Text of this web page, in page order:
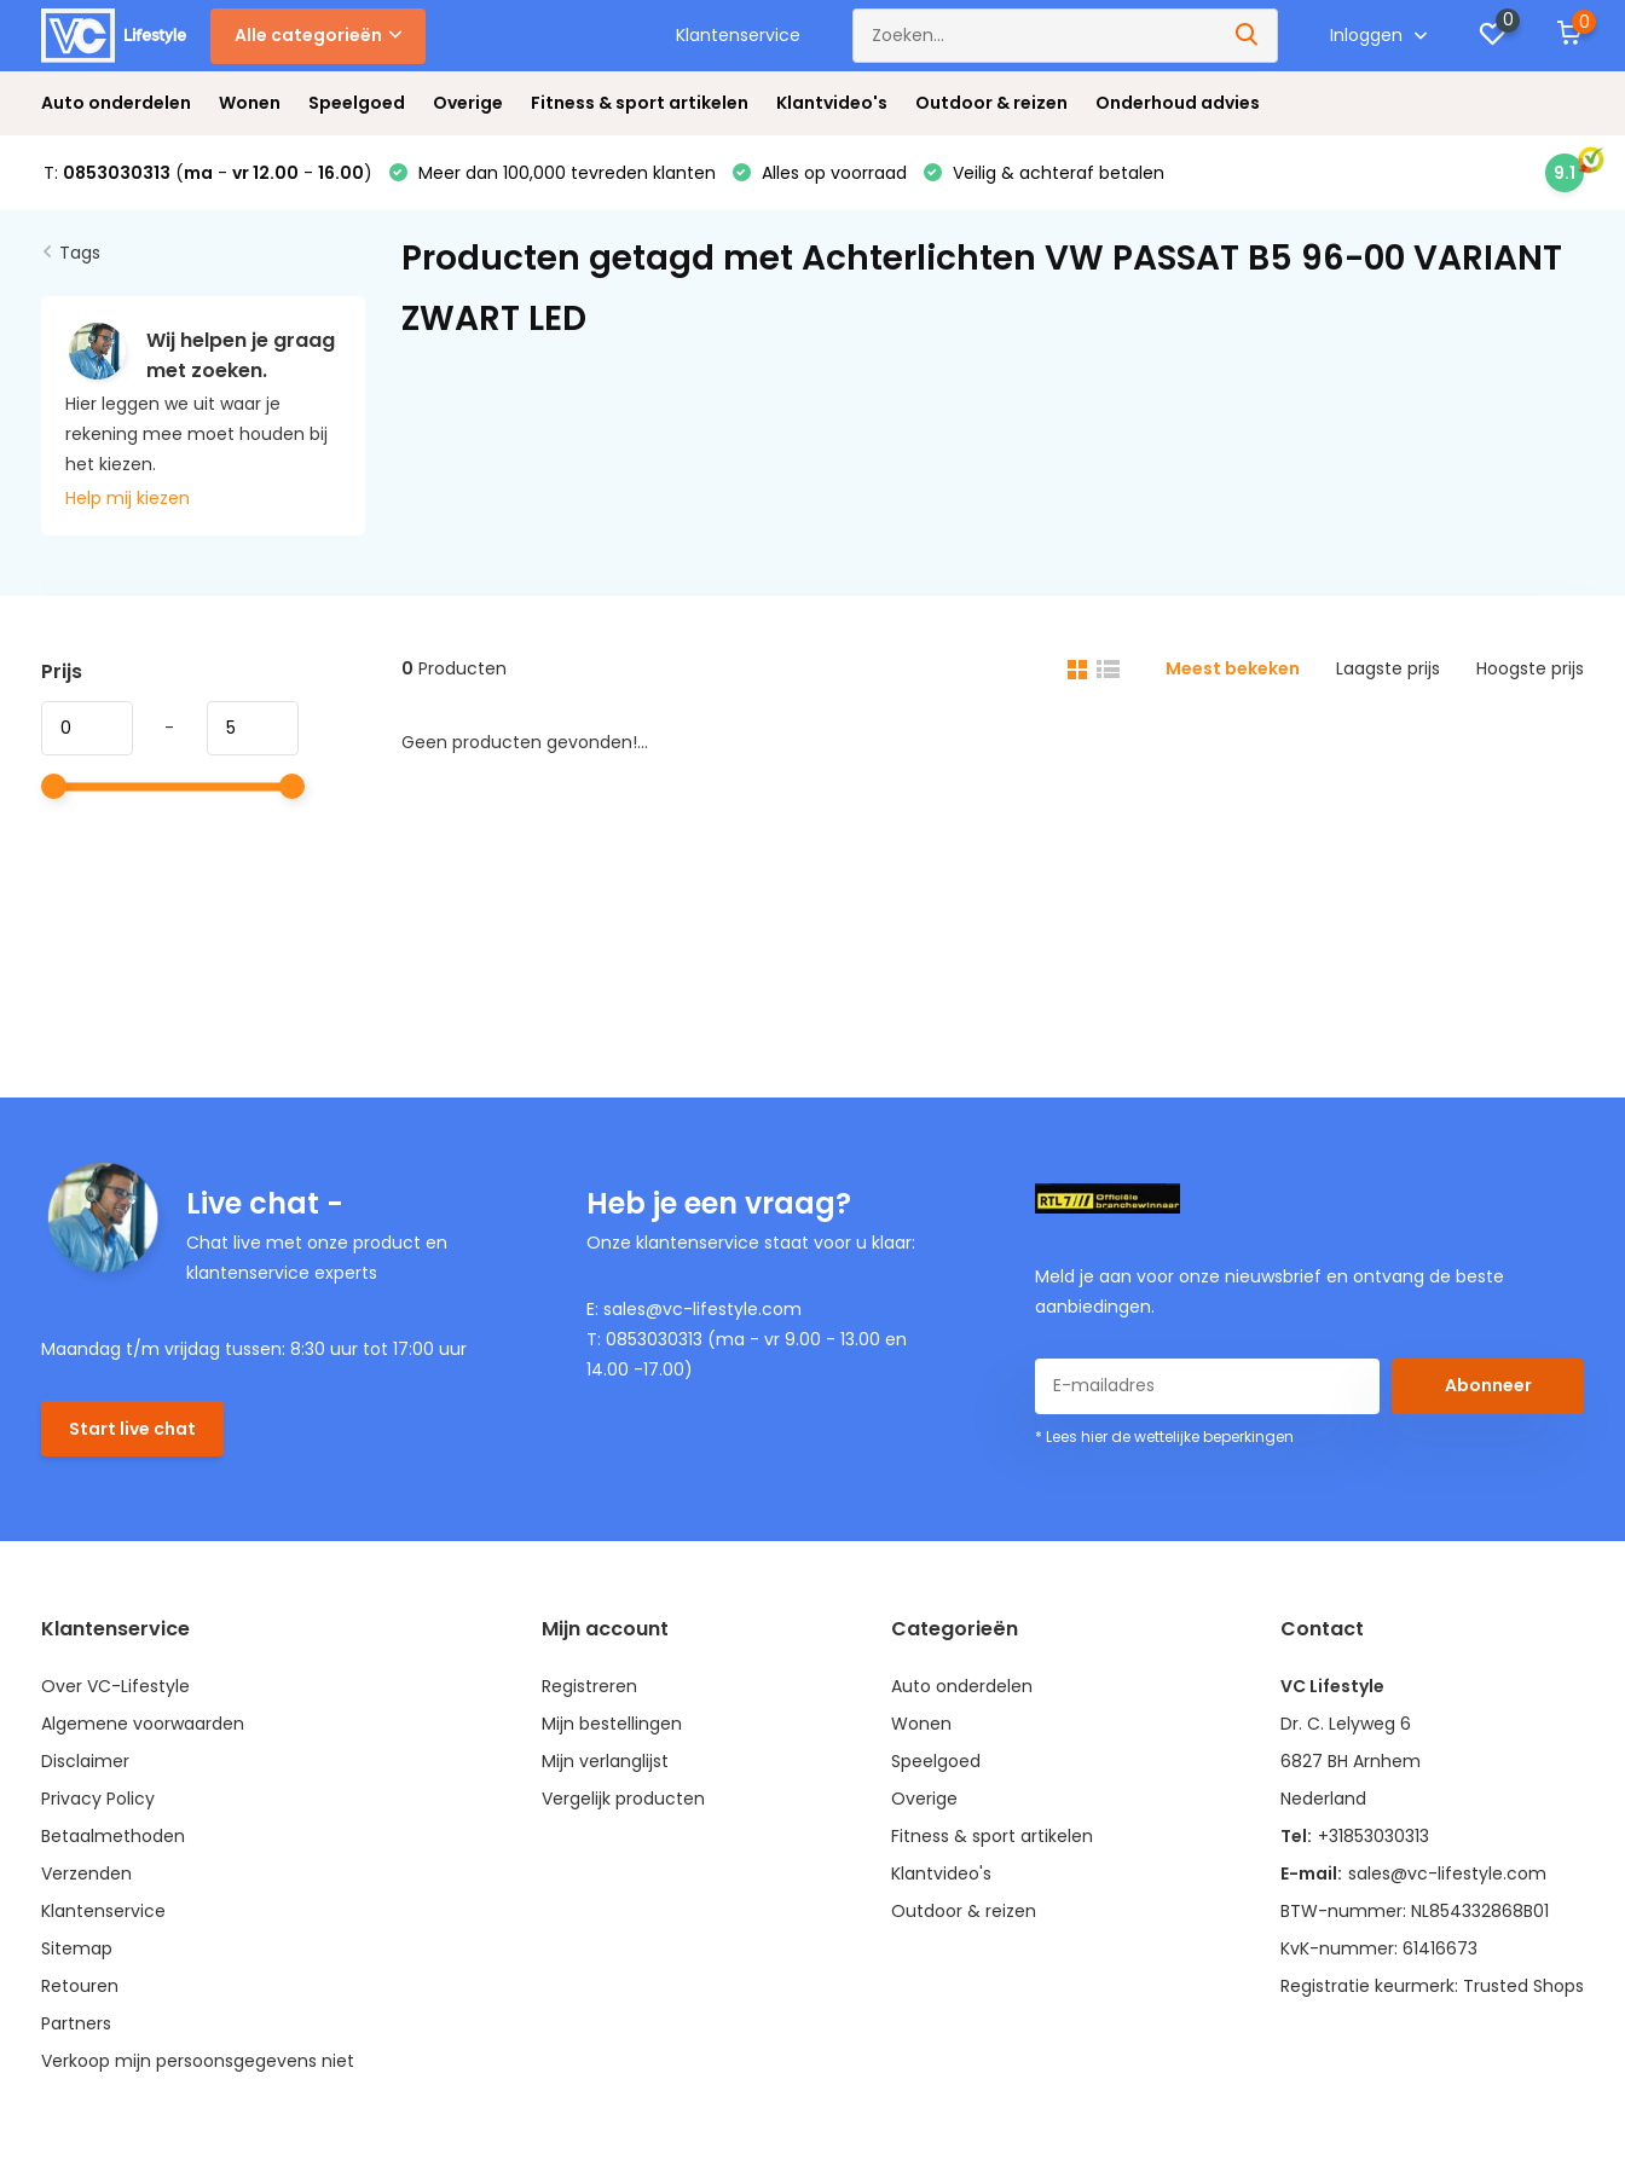
Alle categorieën Klantenservice Inloggen
0 0
Auto onderdelen Wonen Speelgoed Overige Fitness & sport artikelen Klantvideo's Outdoor & reizen Onderhoud advies
T: 0853030313 (ma - vr 12.00 - 16.00) Meer dan 100,000 tevreden klanten Alles op voorraad Veilig & achteraf betalen 9.1
Tags
Wij helpen je graag
met zoeken.
Hier leggen we uit waar je
rekening mee moet houden bij
het kiezen.
Help mij kiezen
Producten getagd met Achterlichten VW PASSAT B5 96-00 VARIANT
ZWART LED
Prijs
-
0 Producten Meest bekeken Laagste prijs Hoogste prijs
Geen producten gevonden!...
Live chat -
Chat live met onze product en
klantenservice experts
Maandag t/m vrijdag tussen: 8:30 uur tot 17:00 uur
Start live chat
Heb je een vraag?
Onze klantenservice staat voor u klaar:
E: sales@vc-lifestyle.com
T: 0853030313 (ma - vr 9.00 - 13.00 en
14.00 -17.00)
Meld je aan voor onze nieuwsbrief en ontvang de beste
aanbiedingen.
Abonneer
* Lees hier de wettelijke beperkingen
Klantenservice
Over VC-Lifestyle
Algemene voorwaarden
Disclaimer
Privacy Policy
Betaalmethoden
Verzenden
Klantenservice
Sitemap
Retouren
Partners
Verkoop mijn persoonsgegevens niet
Mijn account
Registreren
Mijn bestellingen
Mijn verlanglijst
Vergelijk producten
Categorieën
Auto onderdelen
Wonen
Speelgoed
Overige
Fitness & sport artikelen
Klantvideo's
Outdoor & reizen
Contact
VC Lifestyle
Dr. C. Lelyweg 6
6827 BH Arnhem
Nederland
Tel: +31853030313
E-mail: sales@vc-lifestyle.com
BTW-nummer: NL854332868B01
KvK-nummer: 61416673
Registratie keurmerk: Trusted Shops